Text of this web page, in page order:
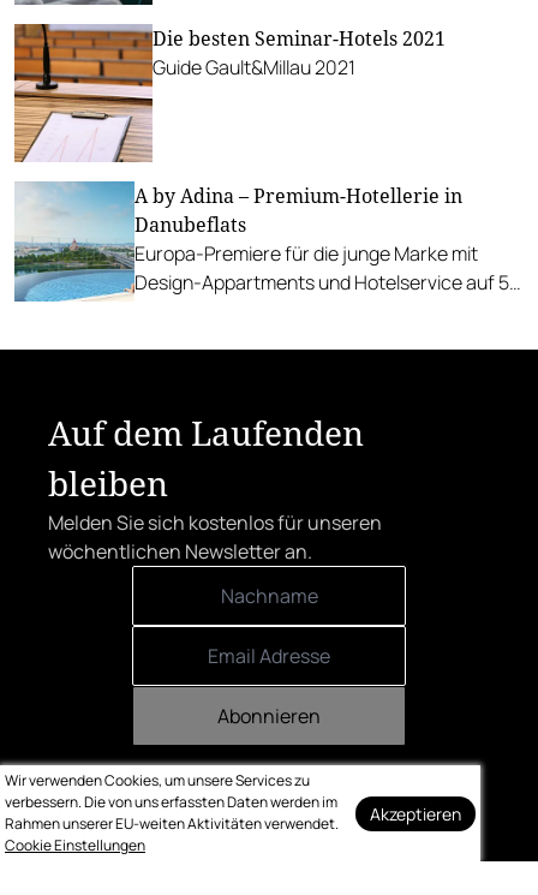
Die besten Seminar-Hotels 2021
Guide Gault&Millau 2021
A by Adina – Premium-Hotellerie in
Danubeflats
Europa-Premiere für die junge Marke mit
Design-Appartments und Hotelservice auf 5-
Auf dem Laufenden
bleiben
Melden Sie sich kostenlos für unseren
wöchentlichen Newsletter an.
Abonnieren
Wir verwenden Cookies, um unsere Services zu
verbessern. Die von uns erfassten Daten werden im
Rahmen unserer EU-weiten Aktivitäten verwendet.
Cookie Einstellungen
Akzeptieren